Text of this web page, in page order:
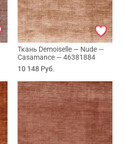
Ткань Demoiselle — Nude —
Casamance — 46381884
10 148 Руб.